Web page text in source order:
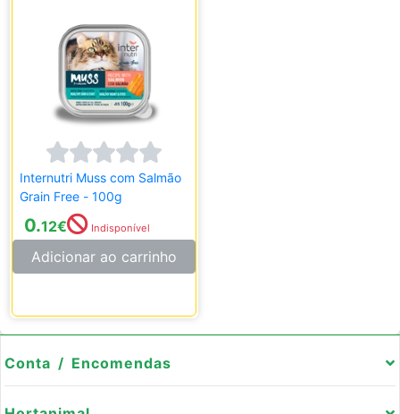
Internutri Muss com Salmão
Grain Free - 100g
0.12€ Indisponível
Adicionar ao carrinho
Conta / Encomendas